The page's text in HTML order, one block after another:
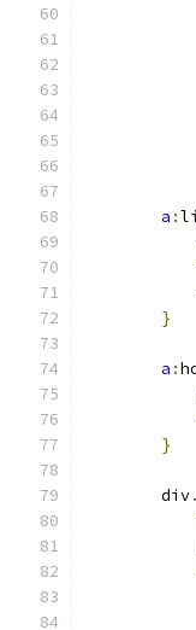
a :
}
a :
}
        div
.